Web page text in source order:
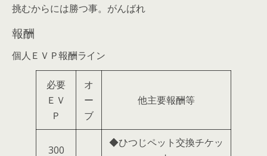
挑むからには勝つ事。がんばれ
報酬
個人ＥＶＰ報酬ライン
必要
ＥＶ
Ｐ
オ
ー
ブ
他主要報酬等
300
◆ひつじペット交換チケッ